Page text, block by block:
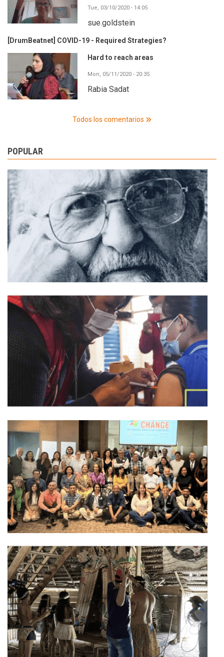
Tue, 03/10/2020 - 14:05
sue.goldstein
[DrumBeatnet] COVID-19 - Required Strategies?
Hard to reach areas
Mon, 05/11/2020 - 20:35
Rabia Sadat
Todos los comentarios
POPULAR